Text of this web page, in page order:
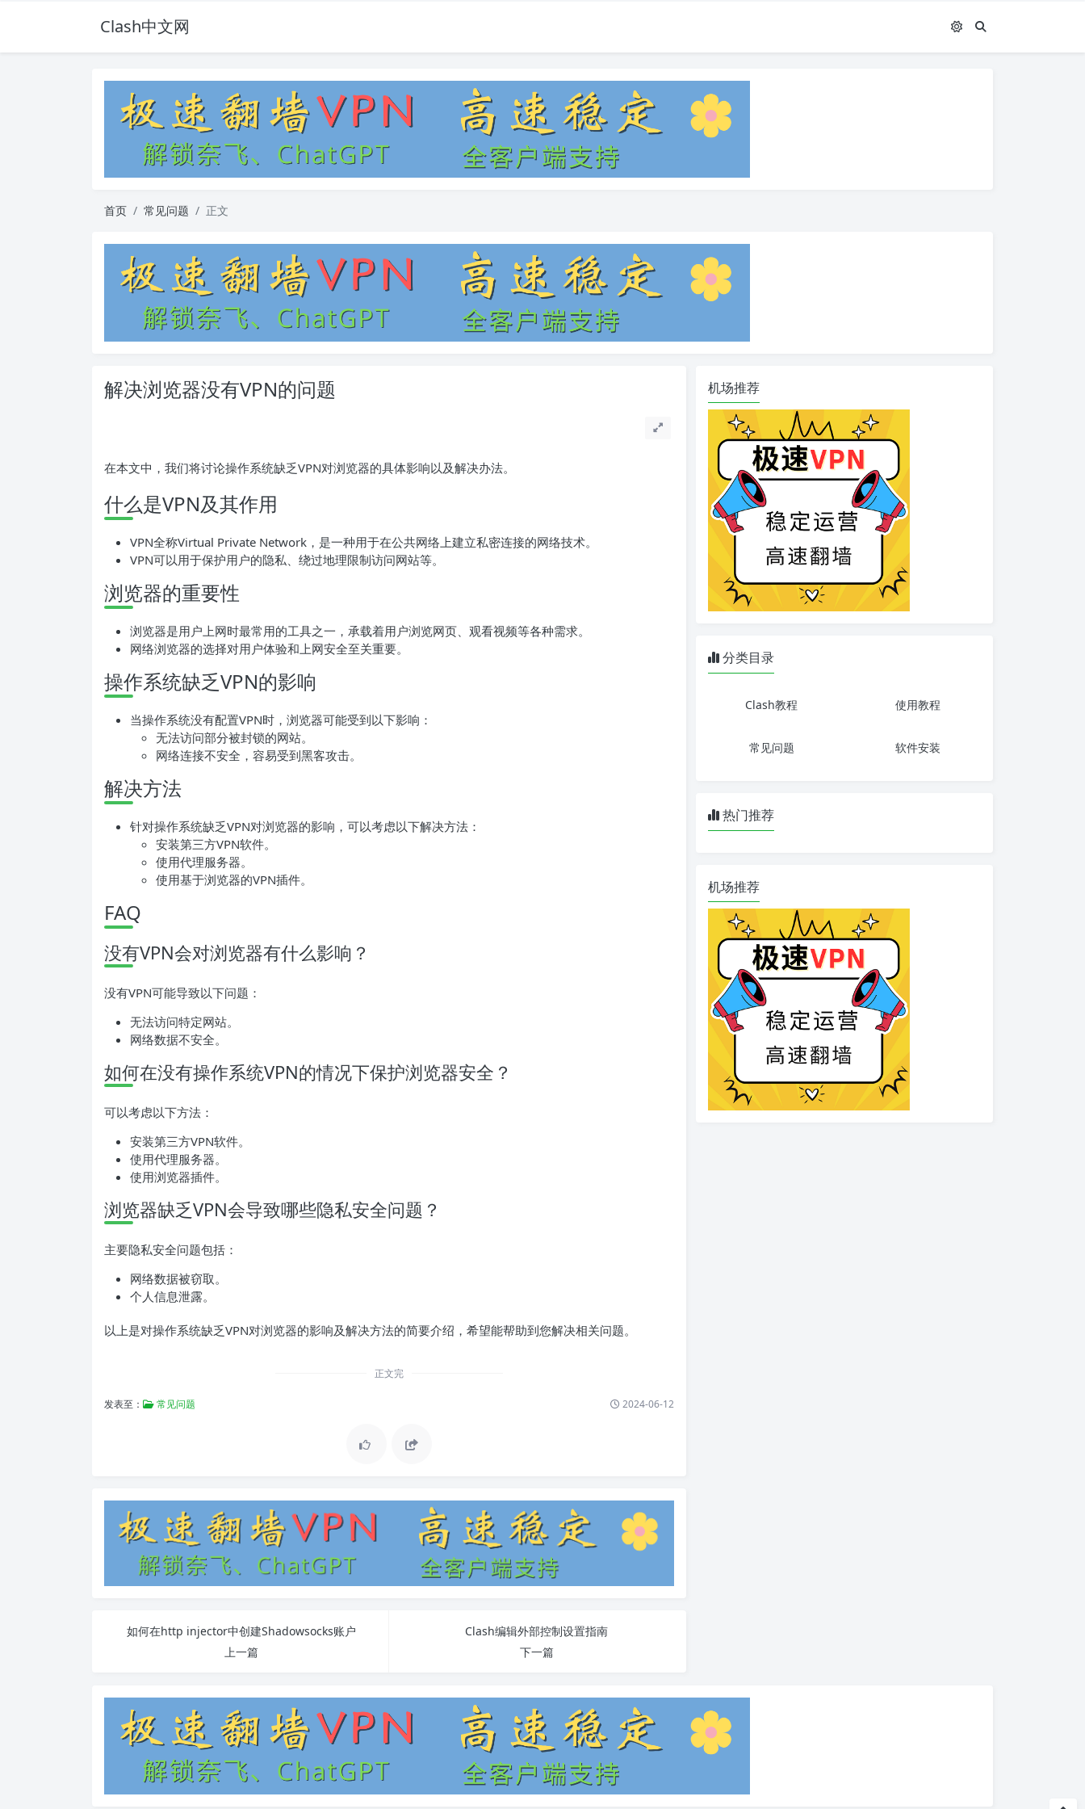
Clash中文网
首页 常见问题 正文
解决浏览器没有VPN的问题
在本文中，我们将讨论操作系统缺乏VPN对浏览器的具体影响以及解决办法。
什么是VPN及其作用
VPN全称Virtual Private Network，是一种用于在公共网络上建立私密连接的网络技术。
VPN可以用于保护用户的隐私、绕过地理限制访问网站等。
浏览器的重要性
浏览器是用户上网时最常用的工具之一，承载着用户浏览网页、观看视频等各种需求。
网络浏览器的选择对用户体验和上网安全至关重要。
操作系统缺乏VPN的影响
当操作系统没有配置VPN时，浏览器可能受到以下影响：
无法访问部分被封锁的网站。
网络连接不安全，容易受到黑客攻击。
解决方法
针对操作系统缺乏VPN对浏览器的影响，可以考虑以下解决方法：
安装第三方VPN软件。
使用代理服务器。
使用基于浏览器的VPN插件。
FAQ
没有VPN会对浏览器有什么影响？
没有VPN可能导致以下问题：
无法访问特定网站。
网络数据不安全。
如何在没有操作系统VPN的情况下保护浏览器安全？
可以考虑以下方法：
安装第三方VPN软件。
使用代理服务器。
使用浏览器插件。
浏览器缺乏VPN会导致哪些隐私安全问题？
主要隐私安全问题包括：
网络数据被窃取。
个人信息泄露。
以上是对操作系统缺乏VPN对浏览器的影响及解决方法的简要介绍，希望能帮助到您解决相关问题。
正文完
发表至： 常见问题 2024-06-12
如何在http injector中创建Shadowsocks账户
上一篇
Clash编辑外部控制设置指南
下一篇
机场推荐
分类目录
Clash教程 使用教程
常见问题 软件安装
热门推荐
机场推荐